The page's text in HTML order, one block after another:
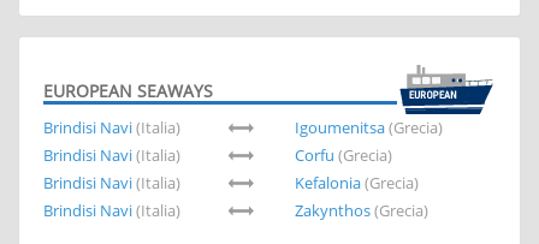
EUROPEAN SEAWAYS
Brindisi Navi(Italia) Igoumenitsa(Grecia)
Brindisi Navi(Italia) Corfu (Grecia)
Brindisi Navi(Italia) Kefalonia(Grecia)
Brindisi Navi(Italia) Zakynthos(Grecia)